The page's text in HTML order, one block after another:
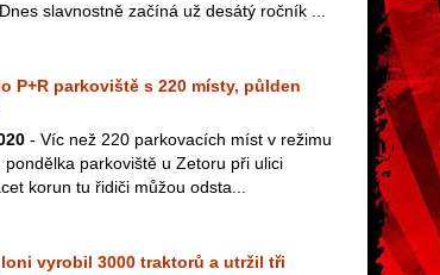
slavnostně začíná už desátý ročník ...
P+R parkoviště s 220 místy, půlden
- Víc než 220 parkovacích míst v režimu
pondělka parkoviště u Zetoru při ulici
korun tu řidiči můžou odsta...
vyrobil 3000 traktorů a utržil tři